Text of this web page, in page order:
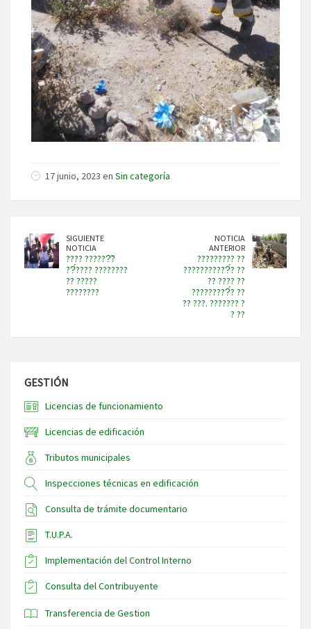
17 junio, 2023 en Sin categoría
SIGUIENTE
NOTICIA
???? ??????̃?
??́???? ????????
?? ?????
????????
NOTICIA
ANTERIOR
????????? ??
???????????́? ??
?? ???? ??
?????????́? ??
?? ???. ??????? ?
? ??
GESTIÓN
Licencias de funcionamiento
Licencias de edificación
Tributos municipales
Inspecciones técnicas en edificación
Consulta de trámite documentario
T.U.P.A.
Implementación del Control Interno
Consulta del Contribuyente
Transferencia de Gestion